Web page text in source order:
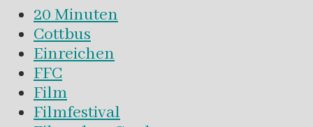
20 Minuten
Cottbus
Einreichen
FFC
Film
Filmfestival